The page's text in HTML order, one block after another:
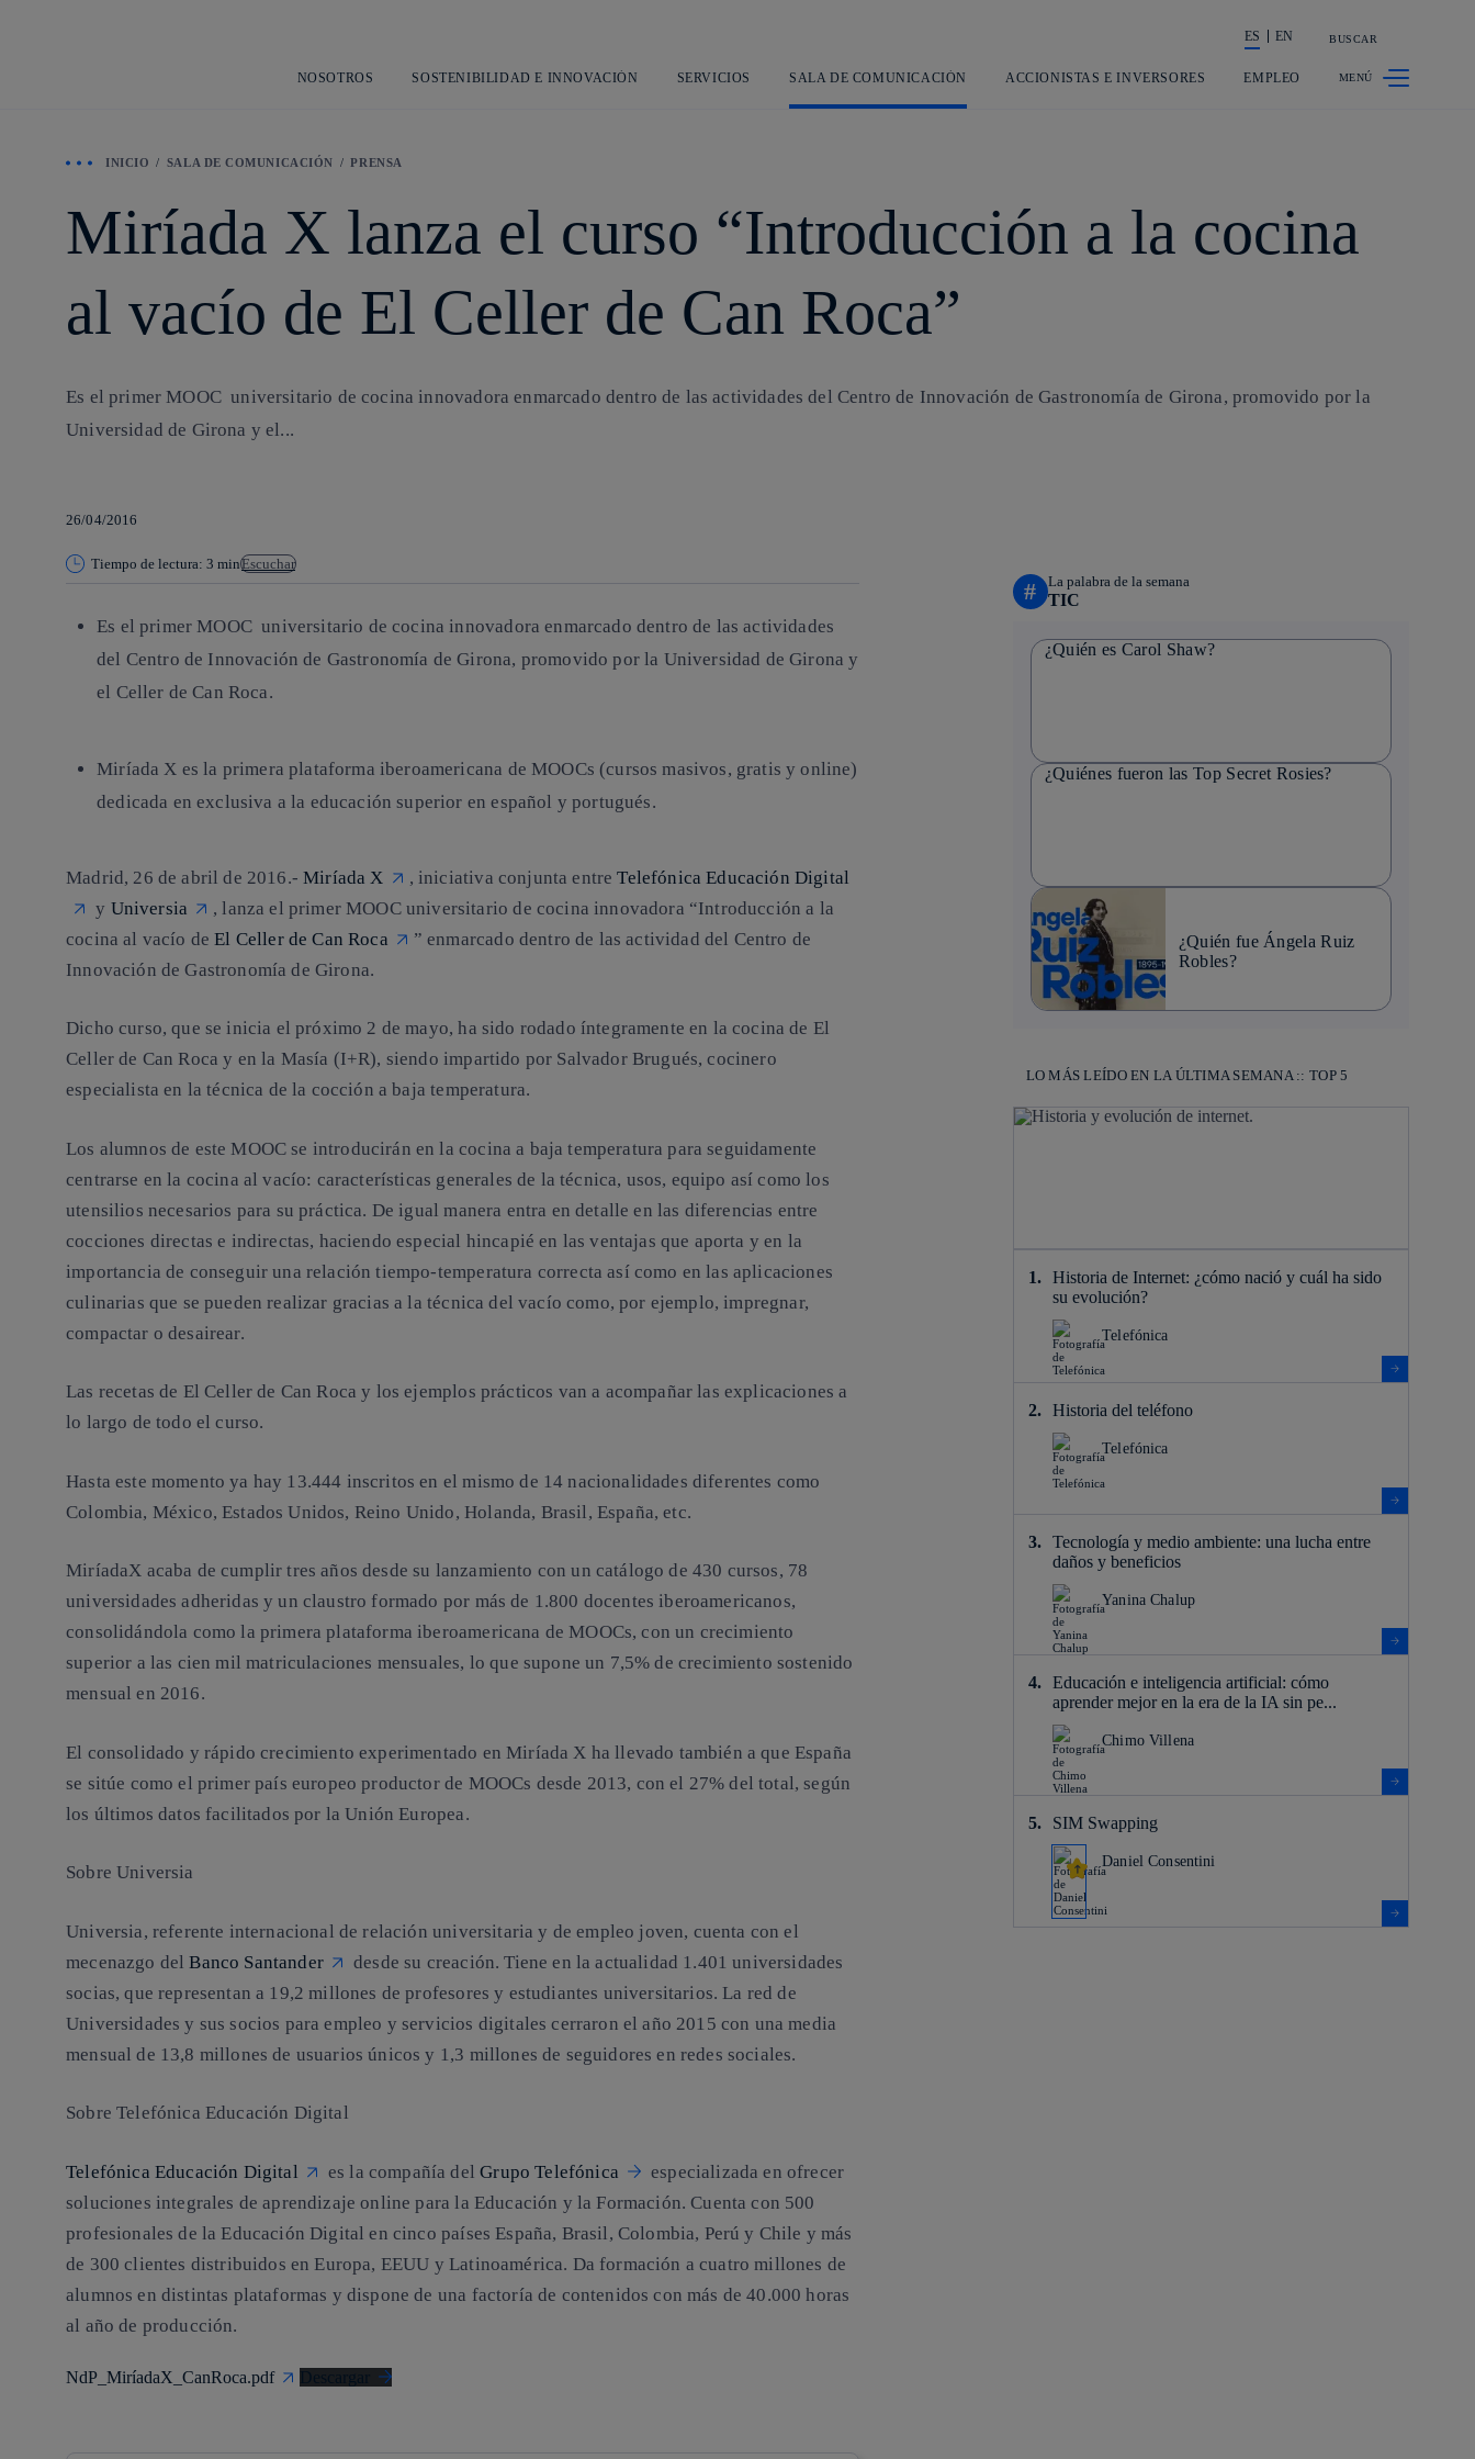
principal
La acción en accionistas e inversores
ES EN BUSCAR
NOSOTROS SOSTENIBILIDAD E INNOVACIÓN SERVICIOS SALA DE COMUNICACIÓN ACCIONISTAS E INVERSORES EMPLEO
INICIO SALA DE COMUNICACIÓN PRENSA
Miríada X lanza el curso “Introducción a la cocina
al vacío de El Celler de Can Roca”
Es el primer MOOC universitario de cocina innovadora enmarcado dentro de las actividades del Centro de Innovación de Gastronomía de Girona, promovido por la
Universidad de Girona y el...
26/04/2016
Tiempo de lectura: 3 minEscuchar
Es el primer MOOC universitario de cocina innovadora enmarcado dentro de las actividades
del Centro de Innovación de Gastronomía de Girona, promovido por la Universidad de Girona y
el Celler de Can Roca.
Miríada X es la primera plataforma iberoamericana de MOOCs (cursos masivos, gratis y online)
dedicada en exclusiva a la educación superior en español y portugués.
Madrid, 26 de abril de 2016.-Miríada X , iniciativa conjunta entreTelefónica Educación Digital
y Universia
, lanza el primer MOOC universitario de cocina innovadora “Introducción a la
cocina al vacío deEl Celler de Can Roca
” enmarcado dentro de las actividad del Centro de
Innovación de Gastronomía de Girona.
Dicho curso, que se inicia el próximo 2 de mayo, ha sido rodado íntegramente en la cocina de El
Celler de Can Roca y en la Masía (I+R), siendo impartido por Salvador Brugués, cocinero
especialista en la técnica de la cocción a baja temperatura.
Los alumnos de este MOOC se introducirán en la cocina a baja temperatura para seguidamente
centrarse en la cocina al vacío: características generales de la técnica, usos, equipo así como los
utensilios necesarios para su práctica. De igual manera entra en detalle en las diferencias entre
cocciones directas e indirectas, haciendo especial hincapié en las ventajas que aporta y en la
importancia de conseguir una relación tiempo-temperatura correcta así como en las aplicaciones
culinarias que se pueden realizar gracias a la técnica del vacío como, por ejemplo, impregnar,
compactar o desairear.
Las recetas de El Celler de Can Roca y los ejemplos prácticos van a acompañar las explicaciones a
lo largo de todo el curso.
Hasta este momento ya hay 13.444 inscritos en el mismo de 14 nacionalidades diferentes como
Colombia, México, Estados Unidos, Reino Unido, Holanda, Brasil, España, etc.
MiríadaX acaba de cumplir tres años desde su lanzamiento con un catálogo de 430 cursos, 78
universidades adheridas y un claustro formado por más de 1.800 docentes iberoamericanos,
consolidándola como la primera plataforma iberoamericana de MOOCs, con un crecimiento
superior a las cien mil matriculaciones mensuales, lo que supone un 7,5% de crecimiento sostenido
mensual en 2016.
El consolidado y rápido crecimiento experimentado en Miríada X ha llevado también a que España
se sitúe como el primer país europeo productor de MOOCs desde 2013, con el 27% del total, según
los últimos datos facilitados por la Unión Europea.
Sobre Universia
Universia, referente internacional de relación universitaria y de empleo joven, cuenta con el
mecenazgo delBanco Santander
desde su creación. Tiene en la actualidad 1.401 universidades
socias, que representan a 19,2 millones de profesores y estudiantes universitarios. La red de
Universidades y sus socios para empleo y servicios digitales cerraron el año 2015 con una media
mensual de 13,8 millones de usuarios únicos y 1,3 millones de seguidores en redes sociales.
Sobre Telefónica Educación Digital
Telefónica Educación Digital es la compañía delGrupo Telefónica
especializada en ofrecer
soluciones integrales de aprendizaje online para la Educación y la Formación. Cuenta con 500
profesionales de la Educación Digital en cinco países España, Brasil, Colombia, Perú y Chile y más
de 300 clientes distribuidos en Europa, EEUU y Latinoamérica. Da formación a cuatro millones de
alumnos en distintas plataformas y dispone de una factoría de contenidos con más de 40.000 horas
al año de producción.
NdP_MiríadaX_CanRoca.pdf Descargar
# La palabra de la semana
TIC
¿Quién es Carol Shaw?
¿Quiénes fueron las Top Secret Rosies?
¿Quién fue Ángela Ruiz
Robles?
LO MÁS LEÍDO EN LA ÚLTIMA SEMANA :: TOP 5
Historia de Internet: ¿cómo nació y cuál ha sido
su evolución?
Telefónica
Historia del teléfono
Telefónica
Tecnología y medio ambiente: una lucha entre
daños y beneficios
Yanina Chalup
Educación e inteligencia artificial: cómo
aprender mejor en la era de la IA sin pe...
Chimo Villena
SIM Swapping
Daniel Consentini